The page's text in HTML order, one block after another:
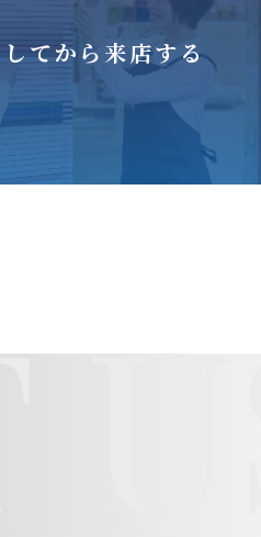
てから来店する